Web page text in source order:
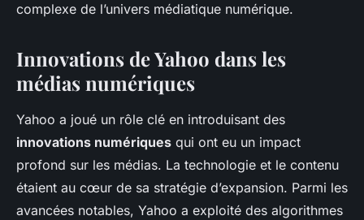
complexe de l’univers médiatique numérique.
Innovations de Yahoo dans les
médias numériques
Yahoo a joué un rôle clé en introduisant des
innovations numériques qui ont eu un impact
profond sur les médias. La technologie et le contenu
étaient au cœur de sa stratégie d’expansion. Parmi les
avancées notables, Yahoo a exploité des algorithmes